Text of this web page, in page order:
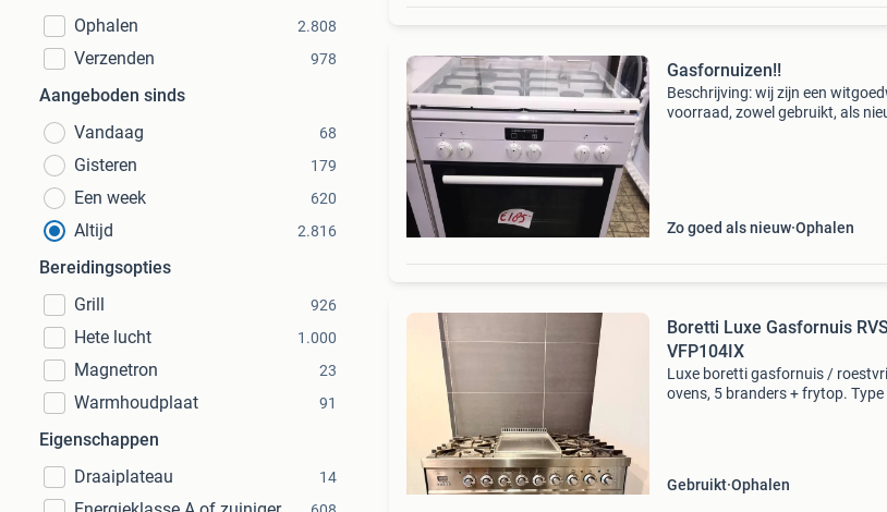
Ophalen
2.808
Verzenden 978
Aangeboden sinds
Vandaag
68
Gisteren 179
Een week 620
Altijd 2.816
Bereidingsopties
Grill
926
Hete lucht 1.000
Magnetron 23
Warmhoudplaat 91
Eigenschappen
Draaiplateau
14
Gasfornuizen!!
Beschrijving: wij zijn een
voorraad, zowel gebruikt, als
Zo goed als nieuw Ophalen
Boretti Luxe Gasfornuis
VFP104IX
Luxe boretti gasfornuis /
ovens, 5 branders + frytop.
Gebruikt Ophalen